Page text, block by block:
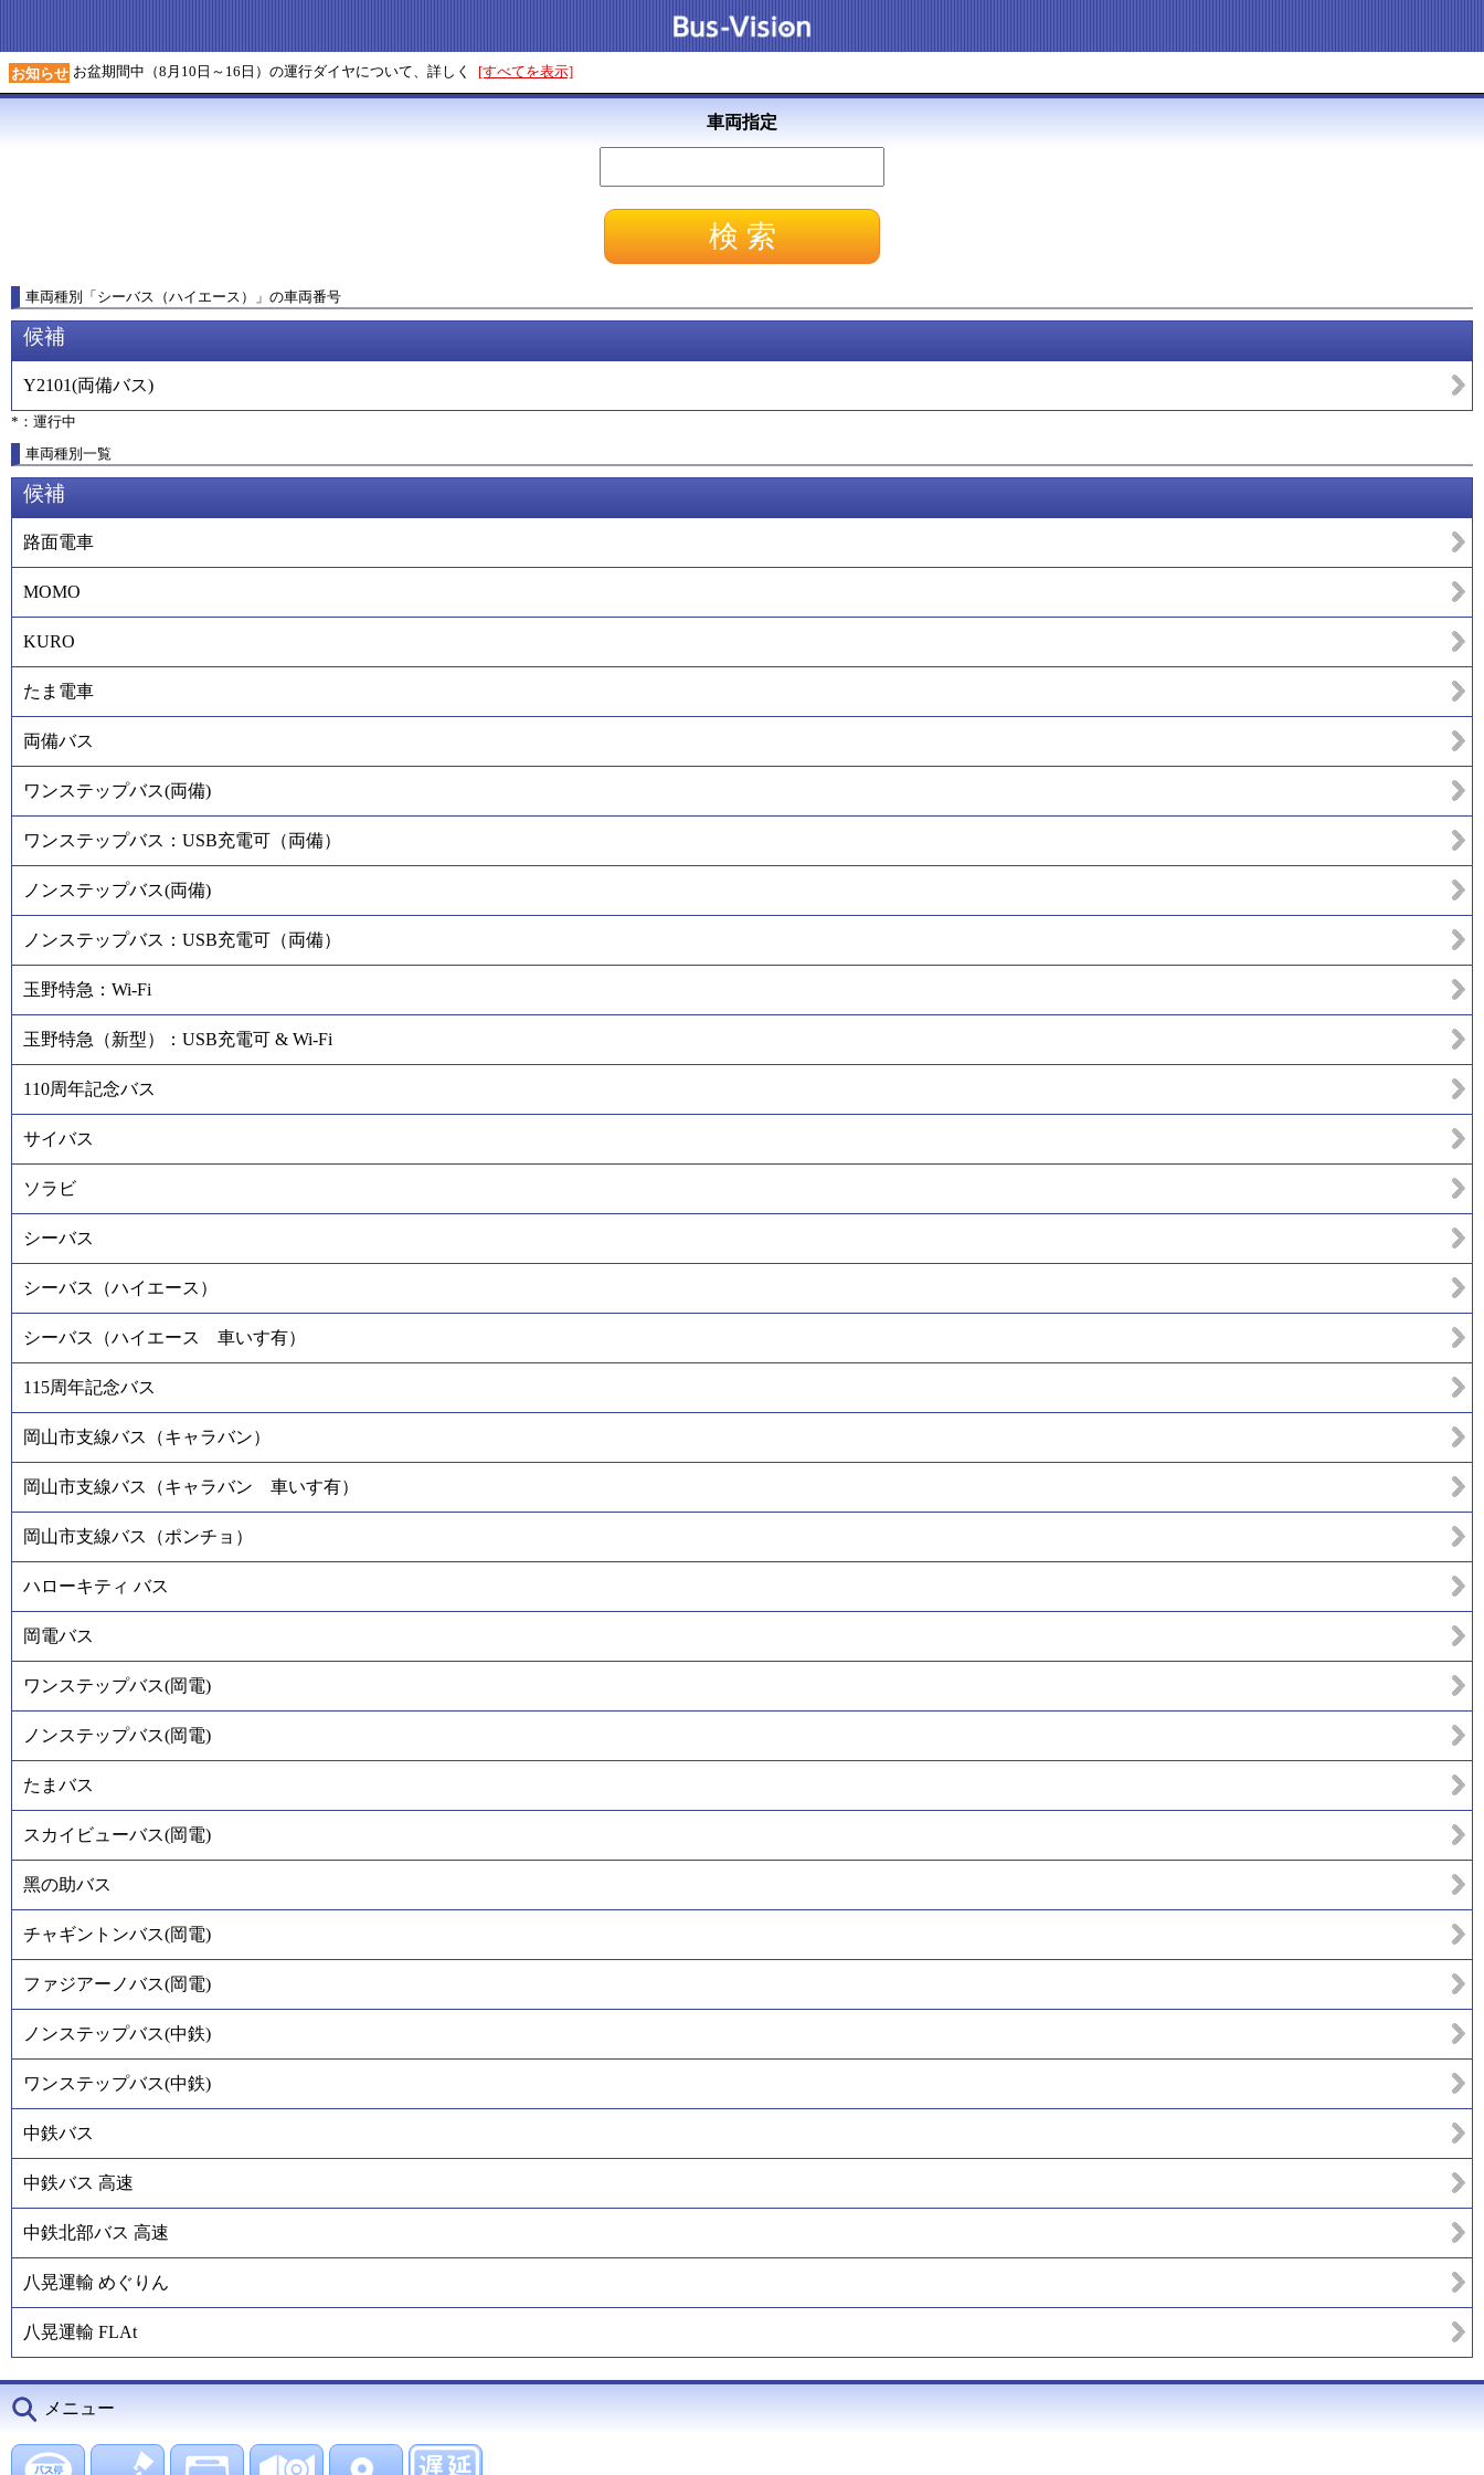
お知らせ お盆期間中（8月10日～16日）の運行ダイヤについて、詳しく [すべてを表示]
車両指定
車両種別 「シーバス（ハイエース） 」 の車両番号
候補
Y2101(両備バス)
*：運行中
車両種別一覧
候補
路面電車
MOMO
KURO
たま電車
両備バス
ワンステップバス(両備)
ワンステップバス：USB充電可（両備）
ノンステップバス(両備)
ノンステップバス：USB充電可（両備）
玉野特急：Wi-Fi
玉野特急（新型）：USB充電可 & Wi-Fi
110周年記念バス
サイバス
ソラビ
シーバス
シーバス（ハイエース）
シーバス（ハイエース 車いす有）
115周年記念バス
岡山市支線バス（キャラバン）
岡山市支線バス（キャラバン 車いす有）
岡山市支線バス（ポンチョ）
ハローキティ バス
岡電バス
ワンステップバス(岡電)
ノンステップバス(岡電)
たまバス
スカイビューバス(岡電)
黑の助バス
チャギントンバス(岡電)
ファジアーノバス(岡電)
ノンステップバス(中鉄)
ワンステップバス(中鉄)
中鉄バス
中鉄バス 高速
中鉄北部バス 高速
八晃運輸 めぐりん
八晃運輸 FLAt
メニュー